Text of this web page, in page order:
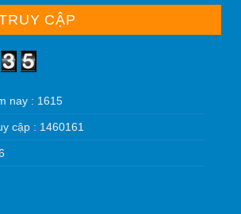
CẬP
nay : 1615
cập : 1460161